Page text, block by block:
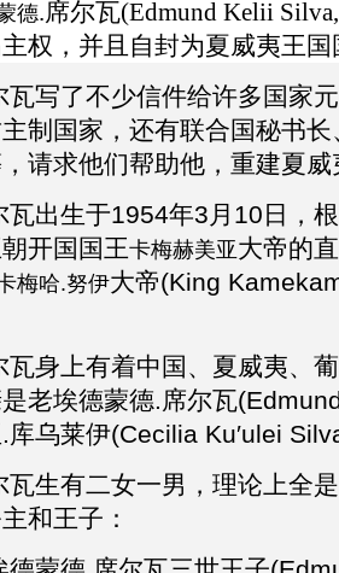
德.席尔瓦(Edmund Kelii
权，并且自封为夏威夷王
瓦写了不少信件给许多国家
制国家，还有联合国秘书
请求他们帮助他，重建夏
瓦出生于1954年3 月 10 日，
开国国王卡梅赫美亚大帝的
梅哈.努伊大帝(King
瓦身上有着中国、夏威夷、
老埃德蒙德.席尔瓦
库乌莱伊(Cecilia Ku′ulei
瓦生有二女一男，理论上全
和王子：